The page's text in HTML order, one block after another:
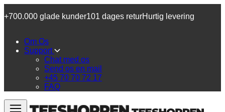
+700.000 glade kunder101 dages returHurtig levering
Om Os
Support
Chat med os
Send os en mail
+45 70 70 72 17
FAQ